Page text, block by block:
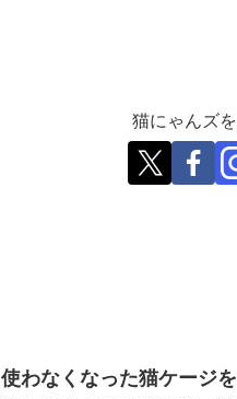
猫にゃんズ
使わなくなった猫ケージ